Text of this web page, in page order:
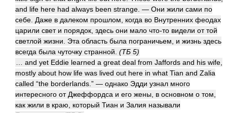
and life here had always been strange. — Они жили сами по
себе. Даже в далеком прошлом, когда во Внутренних феодах
царили свет и порядок, здесь они мало что-то видели от той
светлой жизни. Эта область была пограничьем, и жизнь здесь
всегда была чуточку странной. (ТБ 5)
… and yet Eddie learned a great deal from Jaffords and his wife,
mostly about how life was lived out here in what Tian and Zalia
called “the borderlands.” — однако Эдди узнал много
интересного от Джеффордса и его жены, в основном о том,
как жили в краю, который Тиан и Залия называли